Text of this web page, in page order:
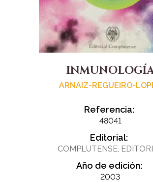
ARNAIZ-REGUEIRO-
Referencia:
48041
Editorial:
COMPLUTENSE,
Año de edición:
2003